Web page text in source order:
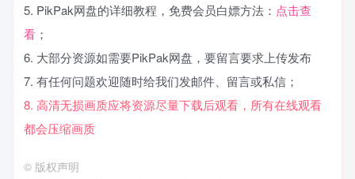
5. PikPak网盘的详细教程，免费会员白嫖方法： 点击查
看 ；
6. 大部分资源如需要PikPak网盘，要留言要求上传发布
7. 有任何问题欢迎随时给我们发邮件、留言或私信；
8. 高清无损画质应将资源尽量下载后观看，所有在线观看
都会压缩画质
© 版权声明